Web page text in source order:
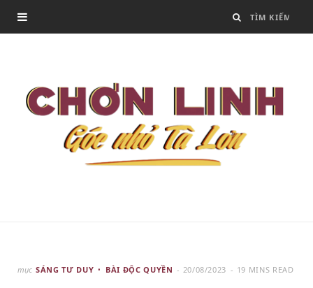
mục SÁNG TƯ DUY BÀI ĐỘC QUYỀN 20/08/2023 19 MINS READ